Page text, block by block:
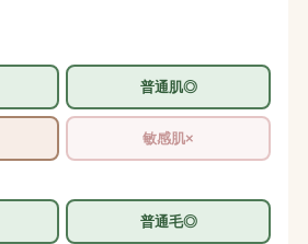
普通肌◎
敏感肌×
普通毛◎